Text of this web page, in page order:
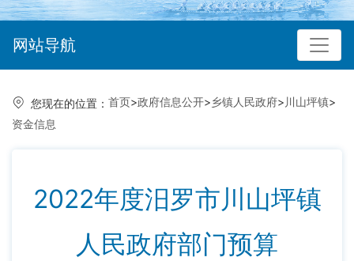
网站导航
您现在的位置： 首页>政府信息公开>乡镇人民政府> 川山坪镇>
资金信息
2022年度汨罗市川山坪镇
人民政府部门预算